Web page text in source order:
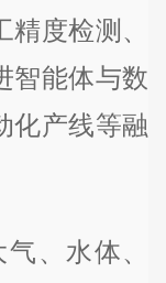
度检测、
智能体与数
化产线等融
、水体、